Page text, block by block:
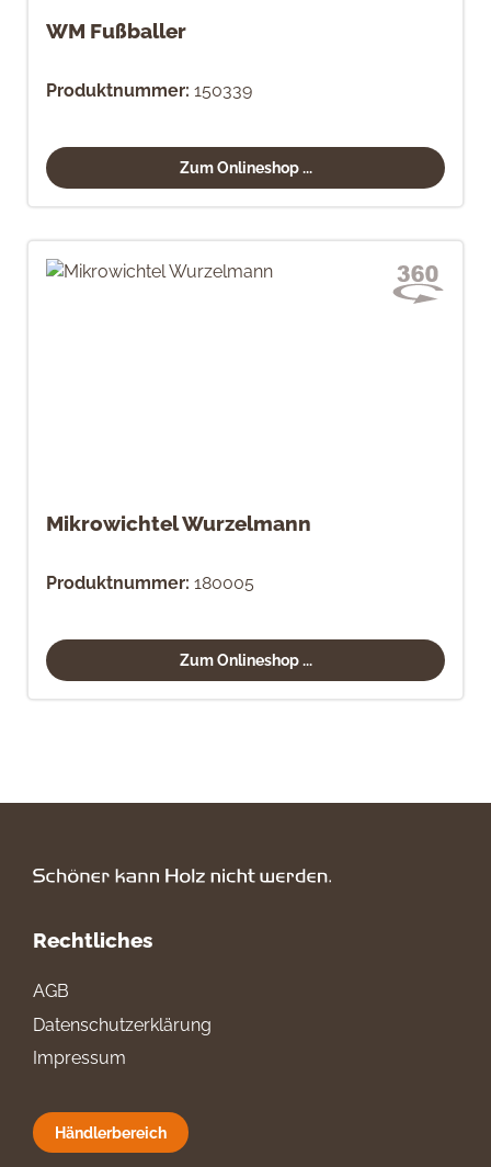
WM Fußballer
Produktnummer: 150339
Zum Onlineshop ...
Mikrowichtel Wurzelmann
Produktnummer: 180005
Zum Onlineshop ...
Rechtliches
AGB
Datenschutzerklärung
Impressum
Händlerbereich